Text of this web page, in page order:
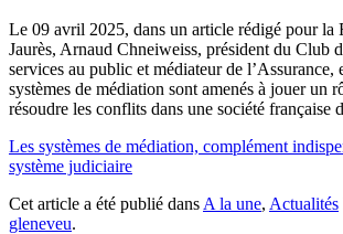
Le 09 avril 2025, dans un article rédigé pour la
Jaurès, Arnaud Chneiweiss, président du Club
services au public et médiateur de l’Assurance,
systèmes de médiation sont amenés à jouer un
résoudre les conflits dans une société française
Les systèmes de médiation, complément
système judiciaire
Cet article a été publié dans A la une, Actualités
gleneveu.